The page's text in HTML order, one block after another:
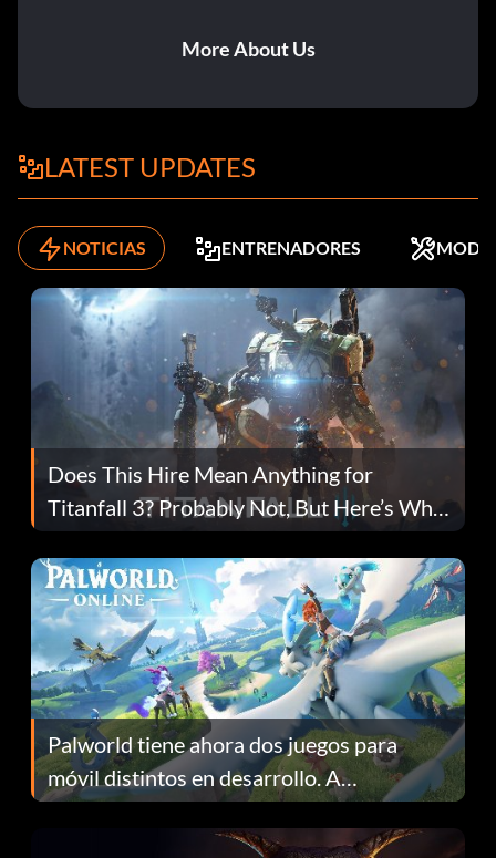
More About Us
LATEST UPDATES
NOTICIAS ENTRENADORES MODS
Does This Hire Mean Anything for
Titanfall 3? Probably Not, But Here’s Why
Fans Are Hopeful
Palworld tiene ahora dos juegos para
móvil distintos en desarrollo. A
continuación te explicamos por qué.